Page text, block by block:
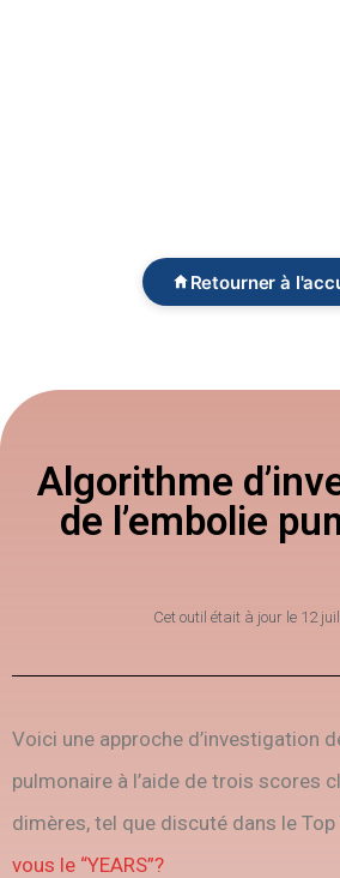
Retourner à
Algorithme
de l’embolie
Cet outil était à jour le 12
Voici une approche d’investigation
pulmonaire à l’aide de trois scores
dimères, tel que discuté dans le Top
vous le “YEARS”?